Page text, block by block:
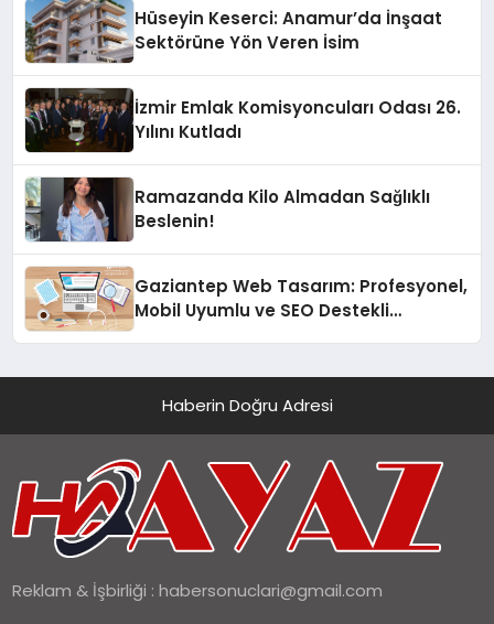
Hüseyin Keserci: Anamur’da İnşaat
Sektörüne Yön Veren İsim
İzmir Emlak Komisyoncuları Odası 26.
Yılını Kutladı
Ramazanda Kilo Almadan Sağlıklı
Beslenin!
Gaziantep Web Tasarım: Profesyonel,
Mobil Uyumlu ve SEO Destekli
Haberin Doğru Adresi
Reklam & İşbirliği :habersonuclari@gmail.com